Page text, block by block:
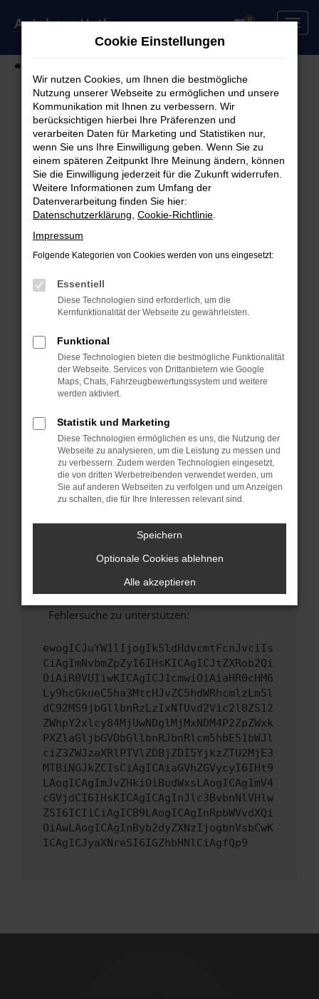
Zum
0
Fehler: Network Error
Beim Laden ist ein Fehler aufgetreten.
Hier sind ein paar Tipps, die dir helfen können:
Überprüfe deine Firewall und deine
Internetverbindung.
Laden andere Webseiten, zum Beispiel deine
Manche Erweiterungen, wie Werbeblocker,
können das Laden bestimmter Seiten
verhindern. Funktioniert die Seite in einem
Fenster?
Starte dein Gerät neu.
Das kann manchmal helfen, vorübergehende
Probleme zu beheben.
Stelle sicher, dass dein Browser und dein
Betriebssystem auf dem neuesten Stand
sind.
Veraltete Software birgt nicht nur ein
Sicherheitsrisiko, sondern kann auch dazu
führen, dass bestimmte Funktionen nicht mehr
Wende dich an den Webseitenbetreiber.
Wenn du alle oben genannten Schritte versucht
hast, kontaktiere uns bitte. Wir werden
versuchen, das Problem zu beheben. Du kannst
uns diesen Text schicken, um uns bei der
Fehlersuche zu unterstützen:
ewogICJuYW1lIjogIk5ldHdvcmtFcnJvciIs
CiAgImNvbmZpZyI6IHsKICAgICJtZXRob2Qi
OiAiR0VUIiwKICAgICJ1cmwiOiAiaHR0cHM6
Ly9hcGkueC5ha3MtcHJvZC5hdWRhcmlzLm5l
dC92MS9jbGllbnRzLzIxNTUvd2Vic2l0ZS12
ZWhpY2xlcy84MjUwNDglMjMxNDM4P2ZpZWxk
PXZlaGljbGVDbGllbnRJbnRlcm5hbE51bWJl
ciZ3ZWJzaXRlPTVlZDBjZDI5YjkzZTU2MjE3
MTBiNGJkZCIsCiAgICAiaGVhZGVycyI6IHt9
LAogICAgImJvZHkiOiBudWxsLAogICAgImV4
cGVjdCI6IHsKICAgICAgInJlc3BvbnNlVHlw
ZSI6ICIiCiAgICB9LAogICAgInRpbWVvdXQi
OiAwLAogICAgInByb2dyZXNzIjogbnVsbCwK
ICAgICJyaXNreSI6IGZhbHNlCiAgfQp9
Cookie Einstellungen
Wir nutzen Cookies, um Ihnen die bestmögliche
Nutzung unserer Webseite zu ermöglichen und unsere
Kommunikation mit Ihnen zu verbessern. Wir
berücksichtigen hierbei Ihre Präferenzen und
verarbeiten Daten für Marketing und Statistiken nur,
wenn Sie uns Ihre Einwilligung geben. Wenn Sie zu
einem späteren Zeitpunkt Ihre Meinung ändern, können
Sie die Einwilligung jederzeit für die Zukunft widerrufen.
Weitere Informationen zum Umfang der
Datenverarbeitung finden Sie hier:
Datenschutzerklärung Cookie-Richtlinie
Impressum
Folgende Kategorien von Cookies werden von uns eingesetzt:
Essentiell
Diese Technologien sind erforderlich, um die
Kernfunktionalität der Webseite zu gewährleisten.
Funktional
Diese Technologien bieten die bestmögliche Funktionalität
der Webseite. Services von Drittanbietern wie Google
Maps, Chats, Fahrzeugbewertungssystem und weitere
werden aktiviert.
Statistik und Marketing
Diese Technologien ermöglichen es uns, die Nutzung der
Webseite zu analysieren, um die Leistung zu messen und
zu verbessern. Zudem werden Technologien eingesetzt,
die von dritten Werbetreibenden verwendet werden, um
Sie auf anderen Webseiten zu verfolgen und um Anzeigen
zu schalten, die für Ihre Interessen relevant sind.
Speichern
Optionale Cookies ablehnen
Alle akzeptieren